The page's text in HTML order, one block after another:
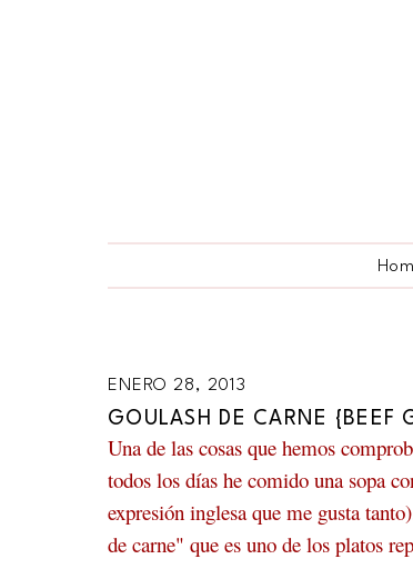
ENERO 28, 2013
GOULASH DE CARNE {BEEF
Una de las cosas que hemos
todos los días he comido una sopa
expresión inglesa que me gusta
de carne" que es uno de los platos